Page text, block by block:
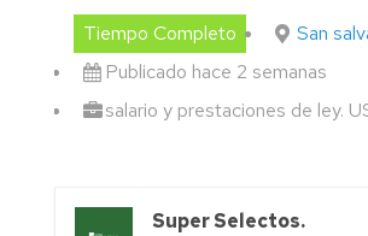
Tiempo Completo
San
Publicado hace 2 semanas
salario y prestaciones de ley.
Super Selectos.